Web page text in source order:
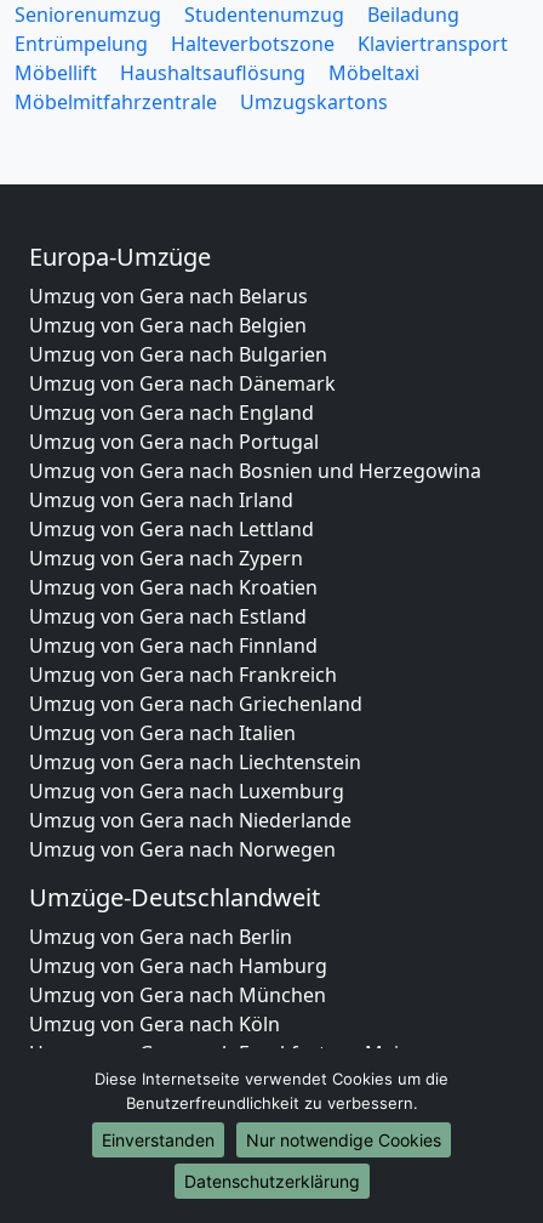
Seniorenumzug
Studentenumzug
Beiladung
Entrümpelung
Halteverbotszone
Klaviertransport
Möbellift
Haushaltsauflösung
Möbeltaxi
Möbelmitfahrzentrale
Umzugskartons
Europa-Umzüge
Umzug von Gera nach Belarus
Umzug von Gera nach Belgien
Umzug von Gera nach Bulgarien
Umzug von Gera nach Dänemark
Umzug von Gera nach England
Umzug von Gera nach Portugal
Umzug von Gera nach Bosnien und Herzegowina
Umzug von Gera nach Irland
Umzug von Gera nach Lettland
Umzug von Gera nach Zypern
Umzug von Gera nach Kroatien
Umzug von Gera nach Estland
Umzug von Gera nach Finnland
Umzug von Gera nach Frankreich
Umzug von Gera nach Griechenland
Umzug von Gera nach Italien
Umzug von Gera nach Liechtenstein
Umzug von Gera nach Luxemburg
Umzug von Gera nach Niederlande
Umzug von Gera nach Norwegen
Umzüge-Deutschlandweit
Umzug von Gera nach Berlin
Umzug von Gera nach Hamburg
Umzug von Gera nach München
Umzug von Gera nach Köln
Umzug von Gera nach Frankfurt am Main
Umzug von Gera nach Stuttgart
Umzug von Gera nach Düsseldorf
Umzug von Gera nach Leipzig
Umzug von Gera nach Dortmund
Umzug von Gera nach Essen
Diese Internetseite verwendet Cookies um die
Benutzerfreundlichkeit zu verbessern.
Einverstanden
Nur notwendige Cookies
Datenschutzerklärung